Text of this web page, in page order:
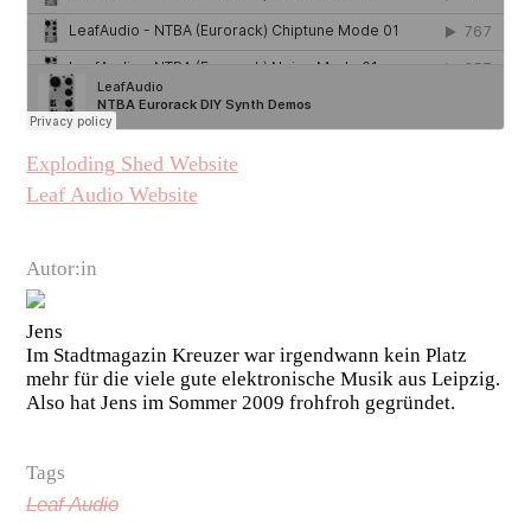
Autor:in
Jens
Im Stadtmagazin Kreuzer war irgendwann kein Platz
mehr für die viele gute elektronische Musik aus Leipzig.
Also hat Jens im Sommer 2009 frohfroh gegründet.
Tags
Leaf Audio
Exploding Shed Website
Leaf Audio Website